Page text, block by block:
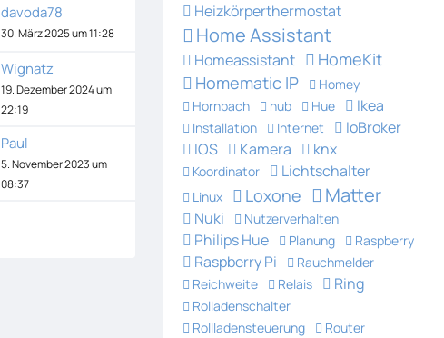
davoda78
30. März 2025 um 11:28
Wignatz
19. Dezember 2024 um
22:19
Paul
5. November 2023 um
08:37
Heizkörperthermostat
Home Assistant
Homeassistant
HomeKit
Homematic IP
Homey
Hornbach
hub Hue Ikea
Installation Internet
IoBroker
IOS
Kamera knx
Koordinator Lichtschalter
Linux Loxone Matter
Nuki Nutzerverhalten
Philips Hue Planung Raspberry
Raspberry Pi
Rauchmelder
Reichweite
Relais Ring
Rolladenschalter
Rollladensteuerung
Router